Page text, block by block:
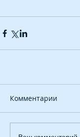
Комментарии